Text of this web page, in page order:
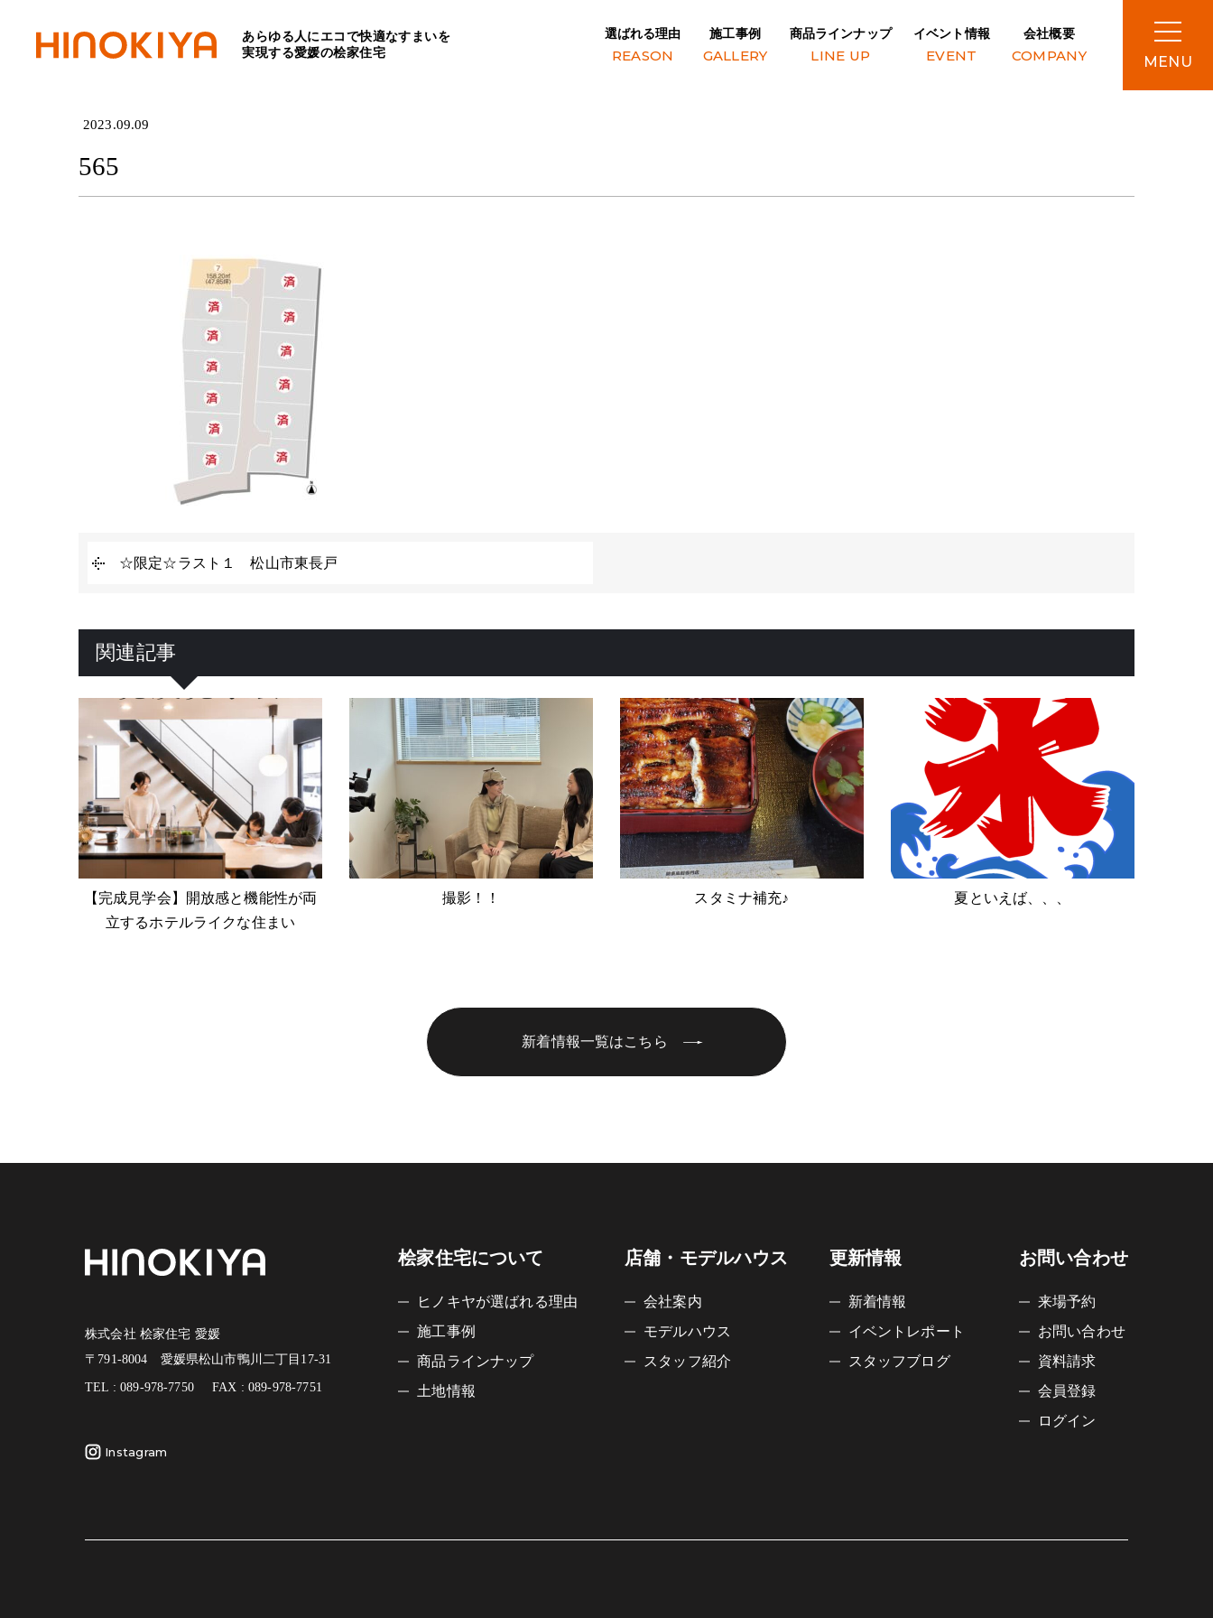
あらゆる人にエコで快適なすまいを
実現する愛媛の桧家住宅
選ばれる理由
REASON
施工事例
GALLERY
商品ラインナップ
LINE UP
イベント情報
EVENT
会社概要
COMPANY
HOME>565
2023.09.09
565
☆限定☆ラスト１ 松山市東長戸
関連記事
【完成見学会】開放感と機能性が両
立するホテルライクな住まい
撮影！！ スタミナ補充♪ 夏といえば、、、
新着情報一覧はこちら
桧家住宅について
ヒノキヤが選ばれる理由
施工事例
商品ラインナップ
土地情報
店舗・モデルハウス
会社案内
モデルハウス
スタッフ紹介
更新情報
新着情報
イベントレポート
スタッフブログ
お問い合わせ
来場予約
お問い合わせ
資料請求
会員登録
ログイン
株式会社 桧家住宅 愛媛
〒791-8004 愛媛県松山市鴨川二丁目17-31
TEL : 089-978-7750 FAX : 089-978-7751
Instagram